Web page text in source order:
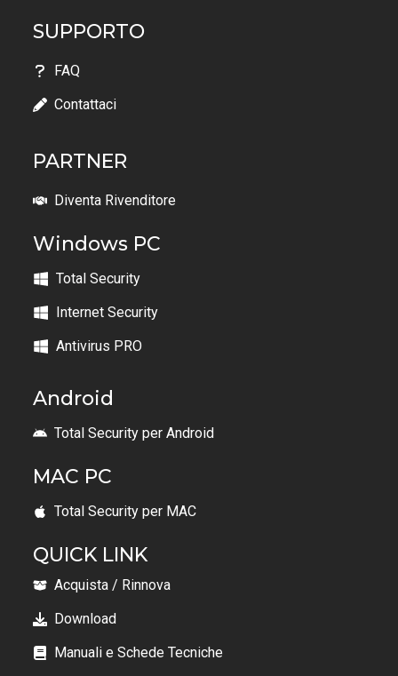
SUPPORTO
FAQ
Contattaci
PARTNER
Diventa Rivenditore
Windows PC
Total Security
Internet Security
Antivirus PRO
Android
Total Security per Android
MAC PC
Total Security per MAC
QUICK LINK
Acquista / Rinnova
Download
Manuali e Schede Tecniche